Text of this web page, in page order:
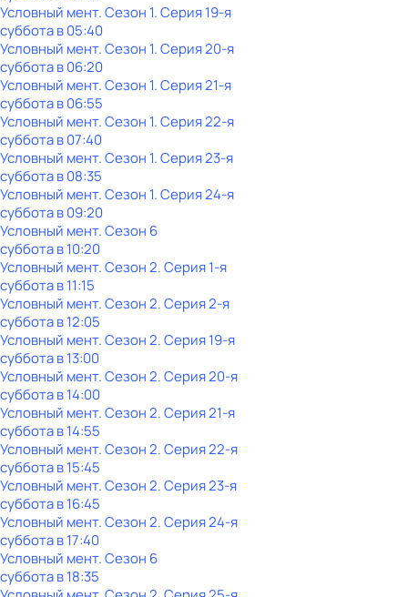
Условный мент. Сезон 1. Серия 19-я
субботав05:40
Условный мент. Сезон 1. Серия 20-я
субботав06:20
Условный мент. Сезон 1. Серия 21-я
субботав06:55
Условный мент. Сезон 1. Серия 22-я
субботав07:40
Условный мент. Сезон 1. Серия 23-я
субботав08:35
Условный мент. Сезон 1. Серия 24-я
субботав09:20
Условный мент. Сезон 6
субботав10:20
Условный мент. Сезон 2. Серия 1-я
субботав11:15
Условный мент. Сезон 2. Серия 2-я
субботав12:05
Условный мент. Сезон 2. Серия 19-я
субботав13:00
Условный мент. Сезон 2. Серия 20-я
субботав14:00
Условный мент. Сезон 2. Серия 21-я
субботав14:55
Условный мент. Сезон 2. Серия 22-я
субботав15:45
Условный мент. Сезон 2. Серия 23-я
субботав16:45
Условный мент. Сезон 2. Серия 24-я
субботав17:40
Условный мент. Сезон 6
субботав18:35